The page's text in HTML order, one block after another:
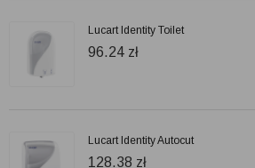
Lucart Identity Toilet
96.24 zł
Lucart Identity Autocut
128.38 zł